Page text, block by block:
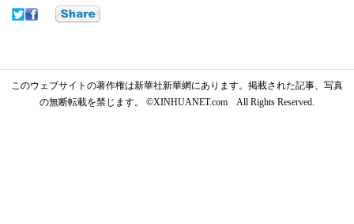
このウェブサイトの著作権は新華社新華網にあります。掲載された記事、写真
の無断転載を禁じます。 ©XINHUANET.com All Rights Reserved.